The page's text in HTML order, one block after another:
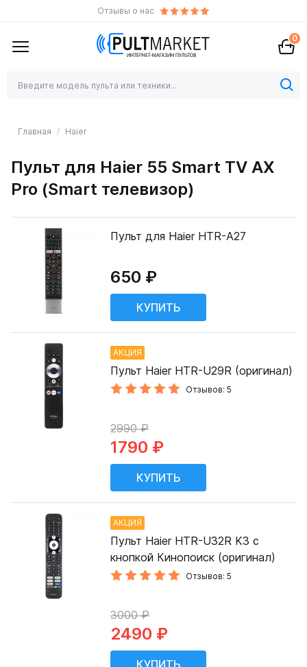
Отзывы о нас
0
Главная Haier
Пульт для Haier 55 Smart TV AX
Pro (Smart телевизор)
Пульт для Haier HTR-A27
650 ₽
АКЦИЯ
Пульт Haier HTR-U29R (оригинал)
Отзывов: 5
2990 ₽
1790 ₽
АКЦИЯ
Пульт Haier HTR-U32R K3 с
кнопкой Кинопоиск (оригинал)
Отзывов: 5
3000 ₽
2490 ₽